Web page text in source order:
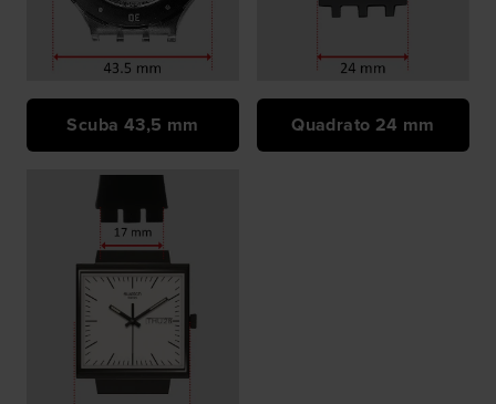
Scuba 43,5 mm Quadrato 24 mm